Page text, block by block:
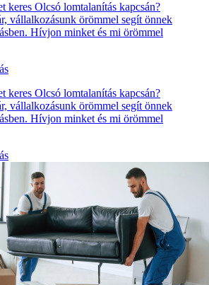
keres Olcsó lomtalanítás kapcsán?
vállalkozásunk örömmel segít önnek
Hívjon minket és mi örömmel
keres Olcsó lomtalanítás kapcsán?
vállalkozásunk örömmel segít önnek
Hívjon minket és mi örömmel